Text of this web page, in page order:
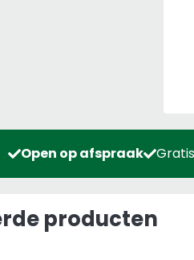
Open op afspraak
producten